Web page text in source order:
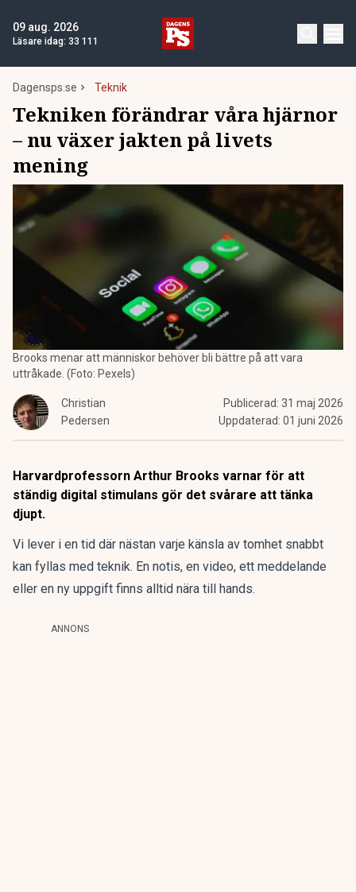
09 aug. 2026
Läsare idag: 33 111
Dagensps.se Teknik
Tekniken förändrar våra hjärnor
– nu växer jakten på livets
mening
Brooks menar att människor behöver bli bättre på att vara
uttråkade. (Foto: Pexels)
Christian
Pedersen
Publicerad: 31 maj 2026
Uppdaterad: 01 juni 2026
Harvardprofessorn Arthur Brooks varnar för att
ständig digital stimulans gör det svårare att tänka
djupt.
Vi lever i en tid där nästan varje känsla av tomhet snabbt
kan fyllas med teknik. En notis, en video, ett meddelande
eller en ny uppgift finns alltid nära till hands.
ANNONS